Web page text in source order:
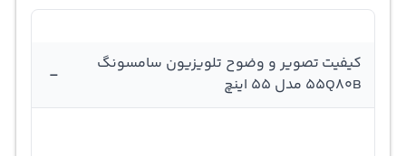
سیستم عامل تایزن در تلویزیون 55Q80B سامسونگ با یک
پلتفرم هوشمند ، دسترسی به برنامه های سرگرم کننده متنوع
کیفیت تصویر و وضوح تلویزیون سامسونگ
55Q80B مدل 55 اینچ
-